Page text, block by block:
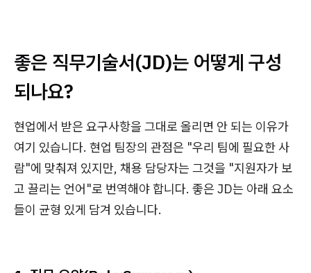
좋은 직무기술서(JD)는 어떻게 구성
되나요?
현업에서 받은 요구사항을 그대로 올리면 안 되는 이유가
여기 있습니다. 현업 팀장의 관점은 "우리 팀에 필요한 사
람"에 맞춰져 있지만, 채용 담당자는 그것을 "지원자가 보
고 끌리는 언어"로 번역해야 합니다. 좋은 JD는 아래 요소
들이 균형 있게 담겨 있습니다.